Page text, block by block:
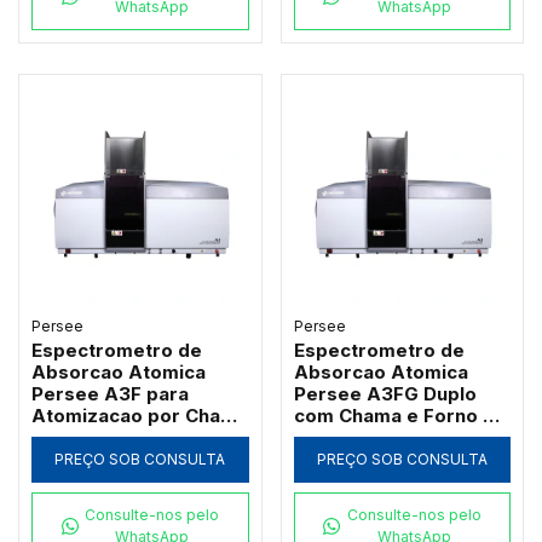
WhatsApp WhatsApp
Persee
Espectrometro de
Absorcao Atomica
Persee A3F para
Atomizacao por Chama
com Queimador de
Titanio
PREÇO SOB CONSULTA
Consulte-nos pelo
WhatsApp
Persee
Espectrometro de
Absorcao Atomica
Persee A3FG Duplo
com Chama e Forno de
Grafite Transversal
PREÇO SOB CONSULTA
Consulte-nos pelo
WhatsApp